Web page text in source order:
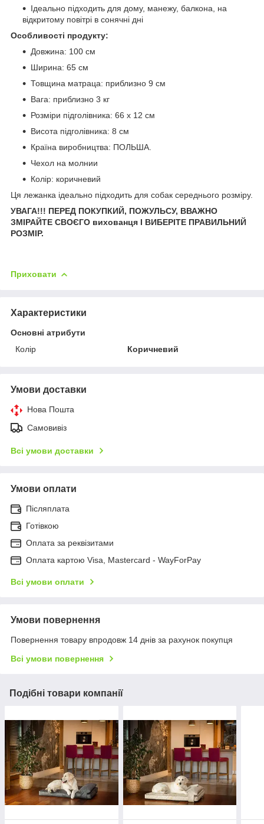
Ідеально підходить для дому, манежу, балкона, на
відкритому повітрі в сонячні дні
Особливості продукту:
Довжина: 100 см
Ширина: 65 см
Товщина матраца: приблизно 9 см
Вага: приблизно 3 кг
Розміри підголівника: 66 х 12 см
Висота підголівника: 8 см
Країна виробництва: ПОЛЬША.
Чехол на молнии
Колір: коричневий
Ця лежанка ідеально підходить для собак середнього розміру.
УВАГА!!! ПЕРЕД ПОКУПКИЙ, ПОЖУЛЬСУ, ВВАЖНО
ЗМІРАЙТЕ СВОЄГО вихованця І ВИБЕРІТЕ ПРАВИЛЬНИЙ
РОЗМІР.
Приховати
Характеристики
Основні атрибути
Колір
Коричневий
Умови доставки
Нова Пошта
Самовивіз
Всі умови доставки
Умови оплати
Післяплата
Готівкою
Оплата за реквізитами
Оплата картою Visa, Mastercard - WayForPay
Всі умови оплати
Умови повернення
Повернення товару впродовж 14 днів за рахунок покупця
Всі умови повернення
Подібні товари компанії